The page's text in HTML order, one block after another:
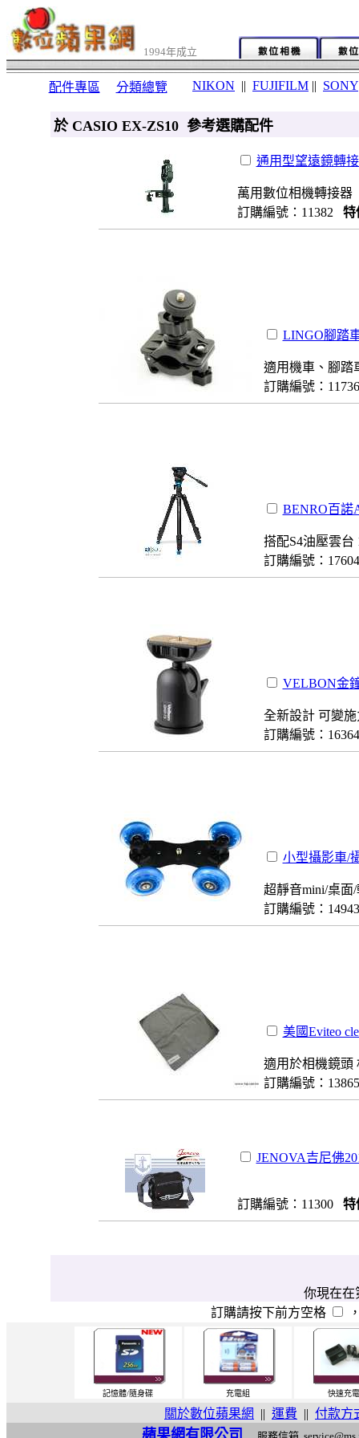
1994年成立
配件專區 分類總覽 NIKON || FUJIFILM || SONY
於 CASIO EX-ZS10 參考選購配件
通用型望遠鏡轉
萬用數位相機轉接器
訂購編號：11382 特
LINGO腳踏
適用機車、腳踏
訂購編號：
BENRO百諾
搭配S4油壓雲台
訂購編號：
VELBON金
全新設計 可變
訂購編號：
小型攝影車/
超靜音mini/桌面
訂購編號：
美國Eviteo
適用於相機鏡頭
訂購編號：
JENOVA吉尼佛
訂購編號：11300 特
你現在在
訂購請按下前方空格
記憶體/隨身碟 充電組 快速充
關於數位蘋果網 || 運費 || 付款方
蘋果網有限公司